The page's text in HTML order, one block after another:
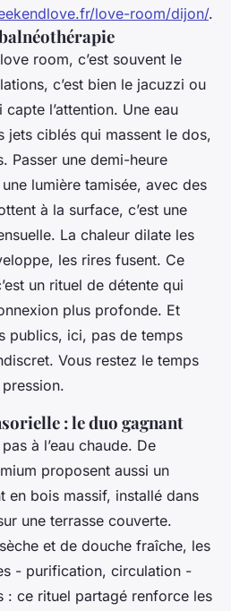
love-room/dijon/.
room, c’est souvent le
c’est bien le jacuzzi ou
l’attention. Une eau
jets ciblés qui massent le dos,
Passer une demi-heure
lumière tamisée, avec des
à la surface, c’est une
La chaleur dilate les
les rires fusent. Ce
un rituel de détente qui
plus profonde. Et
publics, ici, pas de temps
Vous restez le temps
: le duo gagnant
à l’eau chaude. De
proposent aussi un
en bois massif, installé dans
une terrasse couverte.
et de douche fraîche, les
- purification, circulation -
: ce rituel partagé renforce les